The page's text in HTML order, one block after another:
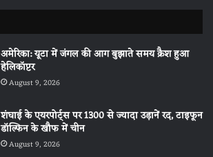
अमेरिका: यूटा में जंगल की आग बुझाते समय क्रैश हुआ
हेलिकॉप्टर
August 9, 2026
शंघाई के एयरपोर्ट्स पर 1300 से ज्यादा उड़ानें रद, टाइफून
डॉल्फिन के खौफ में चीन
August 9, 2026